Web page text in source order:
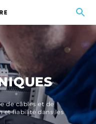
de câbles et de
et fiabilité dans les